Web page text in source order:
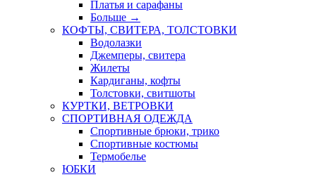
Платья и сарафаны
Больше →
КОФТЫ, СВИТЕРА, ТОЛСТОВКИ
Водолазки
Джемперы, свитера
Жилеты
Кардиганы, кофты
Толстовки, свитшоты
КУРТКИ, ВЕТРОВКИ
СПОРТИВНАЯ ОДЕЖДА
Спортивные брюки, трико
Спортивные костюмы
Термобелье
ЮБКИ